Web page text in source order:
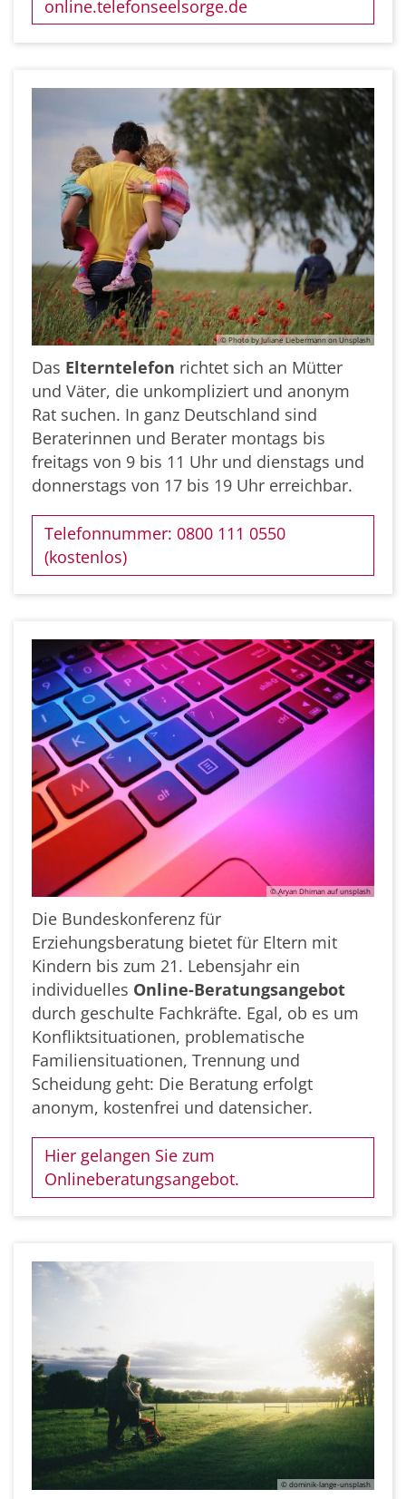
online.telefonseelsorge.de
© Photo by Juliane Liebermann on Unsplash
Das Elterntelefon richtet sich an Mütter
und Väter, die unkompliziert und anonym
Rat suchen. In ganz Deutschland sind
Beraterinnen und Berater montags bis
freitags von 9 bis 11 Uhr und dienstags und
donnerstags von 17 bis 19 Uhr erreichbar.
Telefonnummer: 0800 111 0550
(kostenlos)
© Aryan Dhiman auf unsplash
Die Bundeskonferenz für
Erziehungsberatung bietet für Eltern mit
Kindern bis zum 21. Lebensjahr ein
individuelles Online-Beratungsangebot
durch geschulte Fachkräfte. Egal, ob es um
Konfliktsituationen, problematische
Familiensituationen, Trennung und
Scheidung geht: Die Beratung erfolgt
anonym, kostenfrei und datensicher.
Hier gelangen Sie zum
Onlineberatungsangebot.
© dominik-lange-unsplash